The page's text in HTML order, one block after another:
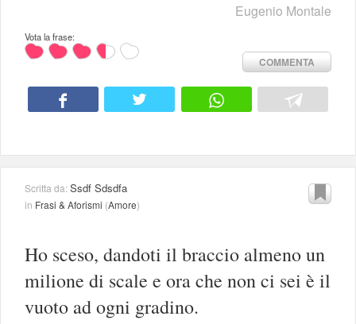
Eugenio Montale
Vota la frase:
COMMENTA
Scritta da:Ssdf Sdsdfa
in Frasi & Aforismi (Amore)
Ho sceso, dandoti il braccio almeno un
milione di scale e ora che non ci sei è il
vuoto ad ogni gradino.